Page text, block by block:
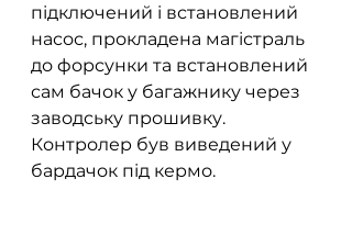
підключений і встановлений
насос, прокладена магістраль
до форсунки та встановлений
сам бачок у багажнику через
заводську прошивку.
Контролер був виведений у
бардачок під кермо.